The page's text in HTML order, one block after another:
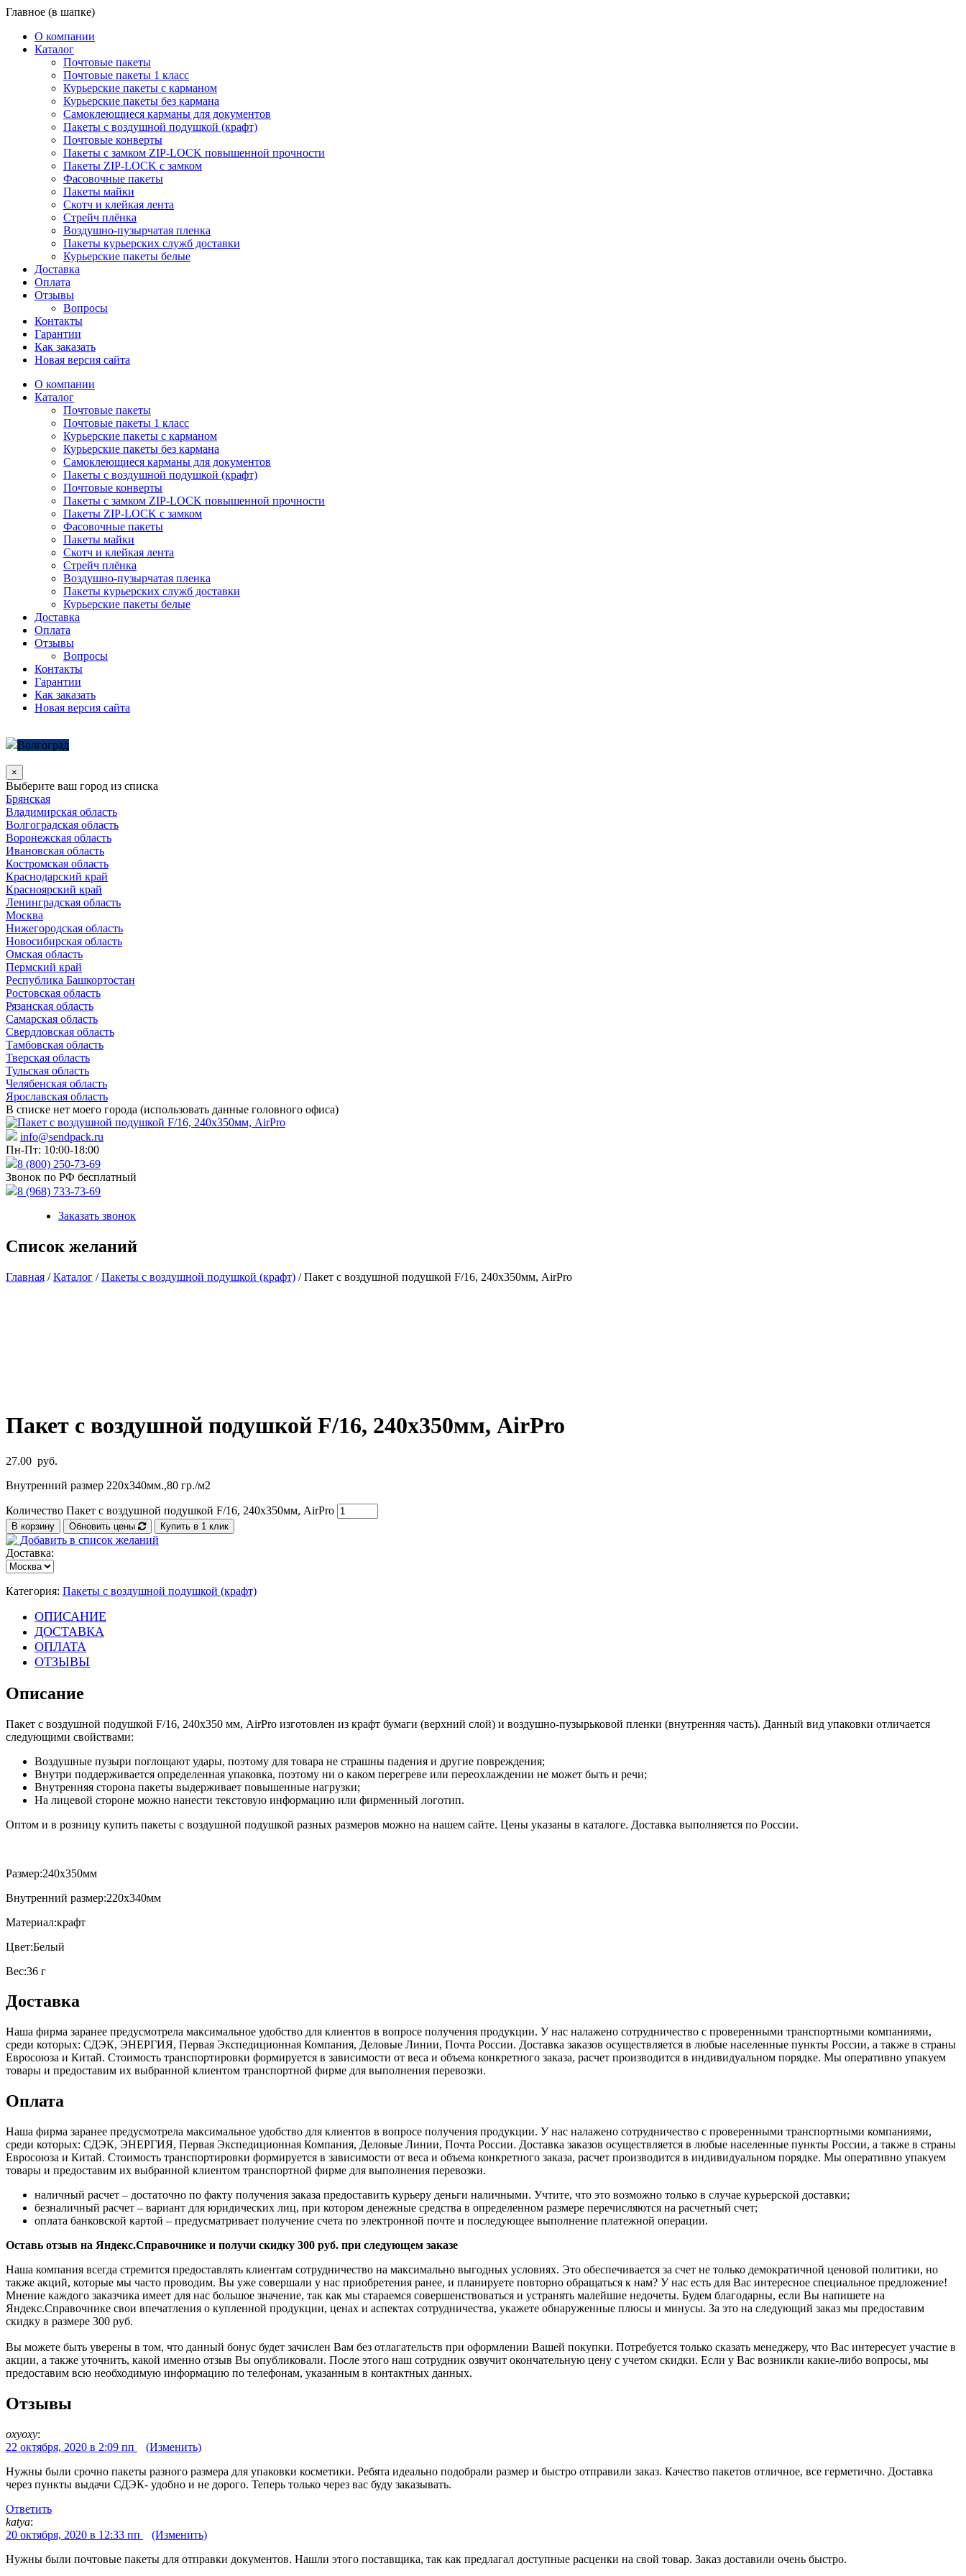
Главное (в шапке)
О компании
Каталог
Почтовые пакеты
Почтовые пакеты 1 класс
Курьерские пакеты с карманом
Курьерские пакеты без кармана
Самоклеющиеся карманы для документов
Пакеты с воздушной подушкой (крафт)
Почтовые конверты
Пакеты с замком ZIP-LOCK повышенной прочности
Пакеты ZIP-LOCK с замком
Фасовочные пакеты
Пакеты майки
Скотч и клейкая лента
Стрейч плёнка
Воздушно-пузырчатая пленка
Пакеты курьерских служб доставки
Курьерские пакеты белые
Доставка
Оплата
Отзывы
Вопросы
Контакты
Гарантии
Как заказать
Новая версия сайта
О компании
Каталог
Почтовые пакеты
Почтовые пакеты 1 класс
Курьерские пакеты с карманом
Курьерские пакеты без кармана
Самоклеющиеся карманы для документов
Пакеты с воздушной подушкой (крафт)
Почтовые конверты
Пакеты с замком ZIP-LOCK повышенной прочности
Пакеты ZIP-LOCK с замком
Фасовочные пакеты
Пакеты майки
Скотч и клейкая лента
Стрейч плёнка
Воздушно-пузырчатая пленка
Пакеты курьерских служб доставки
Курьерские пакеты белые
Доставка
Оплата
Отзывы
Вопросы
Контакты
Гарантии
Как заказать
Новая версия сайта
Волгоград
×
Выберите ваш город из списка
Брянская
Владимирская область
Волгоградская область
Воронежская область
Ивановская область
Костромская область
Краснодарский край
Красноярский край
Ленинградская область
Москва
Нижегородская область
Новосибирская область
Омская область
Пермский край
Республика Башкортостан
Ростовская область
Рязанская область
Самарская область
Свердловская область
Тамбовская область
Тверская область
Тульская область
Челябенская область
Ярославская область
В списке нет моего города (использовать данные головного офиса)
info@sendpack.ru
Пн-Пт: 10:00-18:00
8 (800) 250-73-69
Звонок по РФ бесплатный
8 (968) 733-73-69
Заказать звонок
Список желаний
Главная /Каталог /Пакеты с воздушной подушкой (крафт) / Пакет с воздушной подушкой F/16, 240х350мм, AirPro
Пакет с воздушной подушкой F/16, 240х350мм, AirPro
27.00 руб.
Внутренний размер 220х340мм.,80 гр./м2
Количество Пакет с воздушной подушкой F/16, 240х350мм, AirPro
В корзину Обновить цены Купить в 1 клик
Добавить в список желаний
Доставка:
Категория: Пакеты с воздушной подушкой (крафт)
ОПИСАНИЕ
ДОСТАВКА
ОПЛАТА
ОТЗЫВЫ
Описание
Пакет с воздушной подушкой F/16, 240х350 мм, AirPro изготовлен из крафт бумаги (верхний слой) и воздушно-пузырьковой пленки (внутренняя часть). Данный вид упаковки отличается
следующими свойствами:
Воздушные пузыри поглощают удары, поэтому для товара не страшны падения и другие повреждения;
Внутри поддерживается определенная упаковка, поэтому ни о каком перегреве или переохлаждении не может быть и речи;
Внутренняя сторона пакеты выдерживает повышенные нагрузки;
На лицевой стороне можно нанести текстовую информацию или фирменный логотип.
Оптом и в розницу купить пакеты с воздушной подушкой разных размеров можно на нашем сайте. Цены указаны в каталоге. Доставка выполняется по России.
Размер:240х350мм
Внутренний размер:220х340мм
Материал:крафт
Цвет:Белый
Вес:36 г
Доставка
Наша фирма заранее предусмотрела максимальное удобство для клиентов в вопросе получения продукции. У нас налажено сотрудничество с проверенными транспортными компаниями,
среди которых: СДЭК, ЭНЕРГИЯ, Первая Экспедиционная Компания, Деловые Линии, Почта России. Доставка заказов осуществляется в любые населенные пункты России, а также в страны
Евросоюза и Китай. Стоимость транспортировки формируется в зависимости от веса и объема конкретного заказа, расчет производится в индивидуальном порядке. Мы оперативно упакуем
товары и предоставим их выбранной клиентом транспортной фирме для выполнения перевозки.
Оплата
Наша фирма заранее предусмотрела максимальное удобство для клиентов в вопросе получения продукции. У нас налажено сотрудничество с проверенными транспортными компаниями,
среди которых: СДЭК, ЭНЕРГИЯ, Первая Экспедиционная Компания, Деловые Линии, Почта России. Доставка заказов осуществляется в любые населенные пункты России, а также в страны
Евросоюза и Китай. Стоимость транспортировки формируется в зависимости от веса и объема конкретного заказа, расчет производится в индивидуальном порядке. Мы оперативно упакуем
товары и предоставим их выбранной клиентом транспортной фирме для выполнения перевозки.
наличный расчет – достаточно по факту получения заказа предоставить курьеру деньги наличными. Учтите, что это возможно только в случае курьерской доставки;
безналичный расчет – вариант для юридических лиц, при котором денежные средства в определенном размере перечисляются на расчетный счет;
оплата банковской картой – предусматривает получение счета по электронной почте и последующее выполнение платежной операции.
Оставь отзыв на Яндекс.Справочнике и получи скидку 300 руб. при следующем заказе
Наша компания всегда стремится предоставлять клиентам сотрудничество на максимально выгодных условиях. Это обеспечивается за счет не только демократичной ценовой политики, но
также акций, которые мы часто проводим. Вы уже совершали у нас приобретения ранее, и планируете повторно обращаться к нам? У нас есть для Вас интересное специальное предложение!
Мнение каждого заказчика имеет для нас большое значение, так как мы стараемся совершенствоваться и устранять малейшие недочеты. Будем благодарны, если Вы напишете на
Яндекс.Справочнике свои впечатления о купленной продукции, ценах и аспектах сотрудничества, укажете обнаруженные плюсы и минусы. За это на следующий заказ мы предоставим
скидку в размере 300 руб.
Вы можете быть уверены в том, что данный бонус будет зачислен Вам без отлагательств при оформлении Вашей покупки. Потребуется только сказать менеджеру, что Вас интересует участие в
акции, а также уточнить, какой именно отзыв Вы опубликовали. После этого наш сотрудник озвучит окончательную цену с учетом скидки. Если у Вас возникли какие-либо вопросы, мы
предоставим всю необходимую информацию по телефонам, указанным в контактных данных.
Отзывы
oxyoxy:
22 октября, 2020 в 2:09 пп
(Изменить)
Нужны были срочно пакеты разного размера для упаковки косметики. Ребята идеально подобрали размер и быстро отправили заказ. Качество пакетов отличное, все герметично. Доставка
через пункты выдачи СДЭК- удобно и не дорого. Теперь только через вас буду заказывать.
Ответить
katya:
20 октября, 2020 в 12:33 пп
(Изменить)
Нужны были почтовые пакеты для отправки документов. Нашли этого поставщика, так как предлагал доступные расценки на свой товар. Заказ доставили очень быстро.